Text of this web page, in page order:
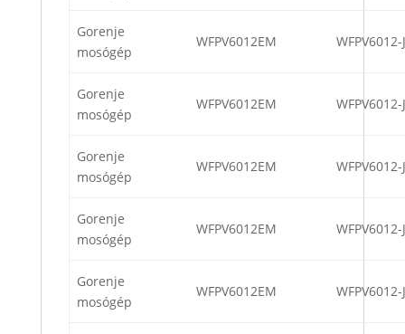
Gorenje
mosógép
WFPV6012EM
Gorenje
mosógép
WFPV6012EM
Gorenje
mosógép
WFPV6012EM
Gorenje
mosógép
WFPV6012EM
Gorenje
mosógép
WFPV6012EM